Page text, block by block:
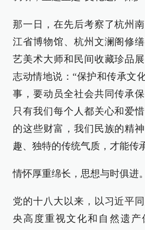
那一日，在先后考察了杭州
江省博物馆、杭州文澜阁修
艺美术大师和民间收藏珍品
志动情地说：“保护和传承文
事，要动员全社会共同传承
只有我们每个人都关心和爱
的这些财富，我们民族的精
趣、独特的传统气质，才能传
情怀厚重绵长，思想与时俱进。
党的十八大以来，以习近平
央高度重视文化和自然遗产